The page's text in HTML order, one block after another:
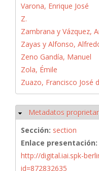
Varona, Enrique José
Z.
Zambrana y Vázquez,
Zayas y Alfonso,
Zeno Gandía, Manuel
Zola, Émile
Zuazo, Francisco José
Ocultar
Metadatos
Sección: section
Enlace presentación:
http://digital.iai.spk-
id=872832635